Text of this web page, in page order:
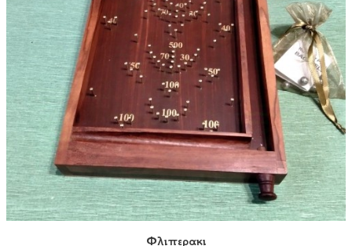
Φλιπερακι